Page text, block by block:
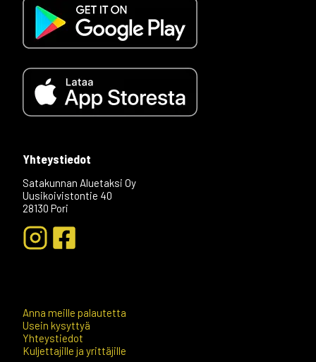
Yhteystiedot
Satakunnan Aluetaksi Oy
Uusikoivistontie 40
28130 Pori
Anna meille palautetta
Usein kysyttyä
Yhteystiedot
Kuljettajille ja yrittäjille